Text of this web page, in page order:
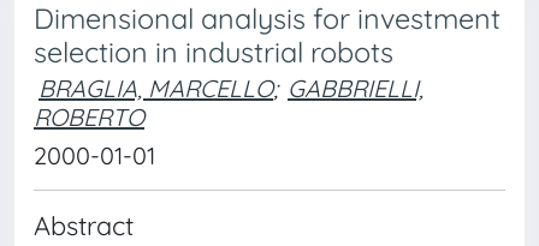
Dimensional analysis for investment
selection in industrial robots
BRAGLIA, MARCELLO; GABBRIELLI,
ROBERTO
2000-01-01
Abstract